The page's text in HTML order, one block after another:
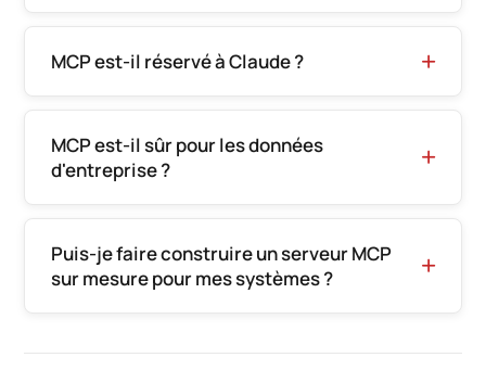
MCP est-il réservé à Claude ?
MCP est-il sûr pour les données
d'entreprise ?
Puis-je faire construire un serveur MCP
sur mesure pour mes systèmes ?